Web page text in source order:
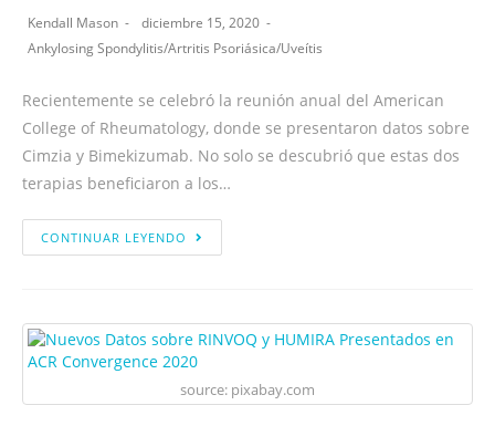
Kendall Mason
diciembre 15, 2020
Ankylosing Spondylitis/Artritis Psoriásica/Uveítis
Recientemente se celebró la reunión anual del American
College of Rheumatology, donde se presentaron datos sobre
Cimzia y Bimekizumab. No solo se descubrió que estas dos
terapias beneficiaron a los…
CONTINUAR LEYENDO
source: pixabay.com